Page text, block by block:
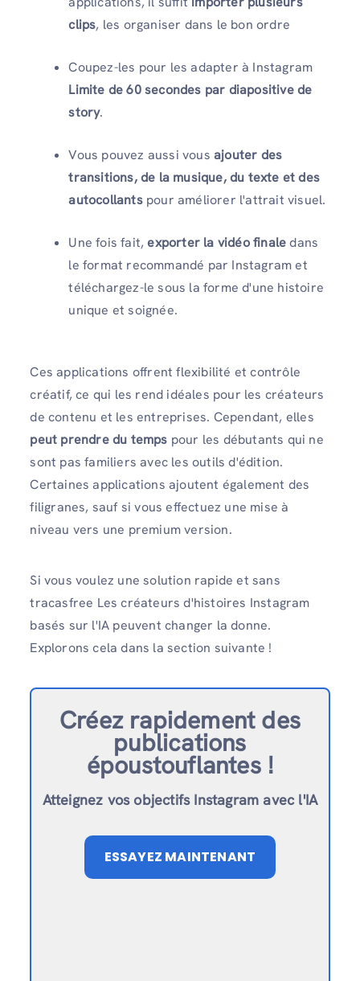
clips, les organiser dans le bon ordre
Coupez-les pour les adapter à Instagram
Limite de 60 secondes par diapositive de
story.
Vous pouvez aussi vous ajouter des
transitions, de la musique, du texte et des
autocollantspour améliorer l'attrait visuel.
Une fois fait,exporter la vidéo finaledans
le format recommandé par Instagram et
téléchargez-le sous la forme d'une histoire
unique et soignée.
Ces applications offrent flexibilité et contrôle
créatif, ce qui les rend idéales pour les créateurs
de contenu et les entreprises. Cependant, elles
peut prendre du temps pour les débutants qui ne
sont pas familiers avec les outils d'édition.
Certaines applications ajoutent également des
filigranes, sauf si vous effectuez une mise à
niveau vers une premium version.
Si vous voulez une solution rapide et sans
tracasfree Les créateurs d'histoires Instagram
basés sur l'IA peuvent changer la donne.
Explorons cela dans la section suivante !
Créez rapidement des
publications
époustouflantes !
Atteignez vos objectifs Instagram avec l'IA
ESSAYEZ MAINTENANT